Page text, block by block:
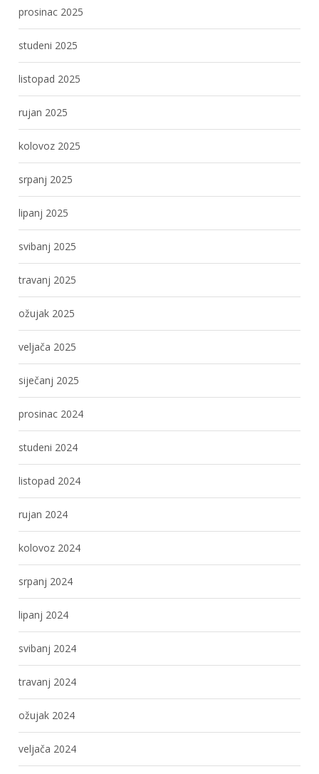
prosinac 2025
studeni 2025
listopad 2025
rujan 2025
kolovoz 2025
srpanj 2025
lipanj 2025
svibanj 2025
travanj 2025
ožujak 2025
veljača 2025
siječanj 2025
prosinac 2024
studeni 2024
listopad 2024
rujan 2024
kolovoz 2024
srpanj 2024
lipanj 2024
svibanj 2024
travanj 2024
ožujak 2024
veljača 2024